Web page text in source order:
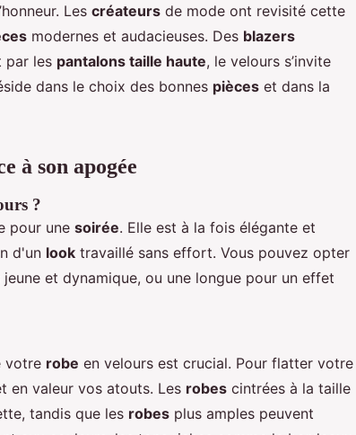
Les créateurs de mode ont revisité cette
modernes et audacieuses. Des blazers
par les pantalons taille haute, le velours s’invite
dans le choix des bonnes pièces et dans la
à son apogée
?
pour une soirée. Elle est à la fois élégante et
d'un look travaillé sans effort. Vous pouvez opter
et dynamique, ou une longue pour un effet
votre robe en velours est crucial. Pour flatter votre
en valeur vos atouts. Les robes cintrées à la taille
tandis que les robes plus amples peuvent